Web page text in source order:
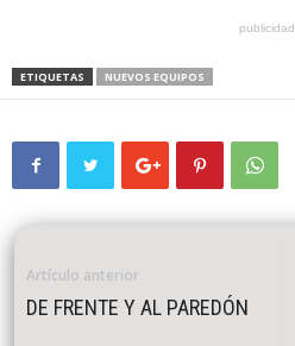
publicidad
ETIQUETAS NUEVOS EQUIPOS
Artículo anterior
DE FRENTE Y AL PAREDÓN